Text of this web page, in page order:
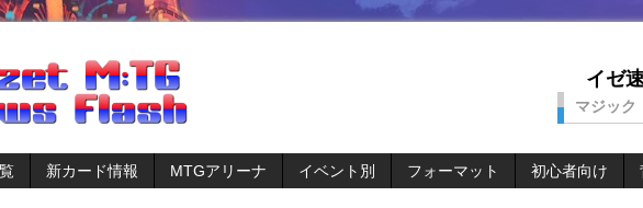
イゼ
マジック
新カード情報 MTGアリーナ イベント別 フォーマット 初心者向け